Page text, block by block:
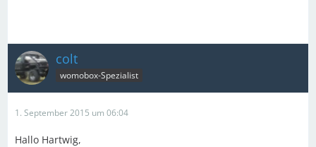
colt
womobox-Spezialist
1. September 2015 um 06:04
Hallo Hartwig,